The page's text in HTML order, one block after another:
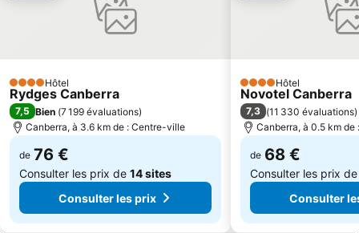
4 ÉtoilesHôtel
Rydges Canberra
7,5 Bien (7 199 évaluations)
Canberra, à 3.6 km de : Centre-ville
de 76 €
Consulter les prix de 14 sites
Consulter les prix
4 ÉtoilesHôtel
Novotel Canberra
7,3 (11 330 évaluations)
Canberra, à 0.5 km
de 68 €
Consulter les prix
Consulter